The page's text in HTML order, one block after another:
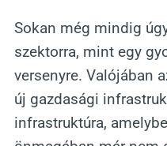
Sokan még mindig
szektorra, mint egy
versenyre. Valójában
új gazdasági
infrastruktúra,